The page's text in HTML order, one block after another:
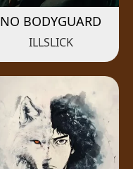
NO BODYGUARD
ILLSLICK